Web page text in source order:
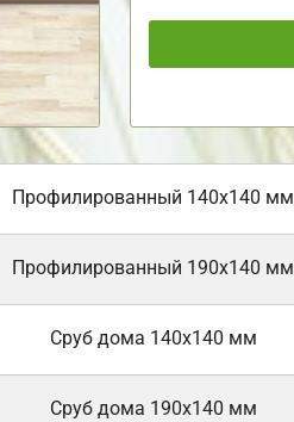
Профилированный 140х140 мм
Профилированный 190х140 мм
Cруб дома 140х140 мм
Cруб дома 190х140 мм